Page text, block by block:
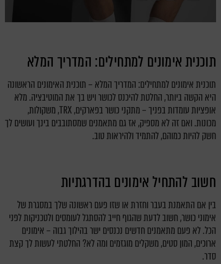
תוכנית אימונים למתחילים: המדריך המלא
תוכנית אימונים למתחילים: המדריך המלא – תוכנית האימונים הראשונה
היא הקשה ביותר, החלטת להיכנס לכושר ויש בך את המוטיבציה. מלא
אופציות עומדות בפניך – מתקני כושר בפארקים, TRX, משקולות,
מכונות. ואם זה לא מספיק, אז גם מתאמנים שמסתובבים בינך ועושים לך
חשק להיות כמוהם, להתמיד ולהיראות טוב.
חשוב להתחיל אימונים בהדרגתיות
בין אם התאמנת בעבר וחזרת או שזו פעם ראשונה שלך במסגרת של
אימוני כושר, חשוב לדעת שהגוף חייב להסתגל לעומסים ולטכניקות לפני
הכל. לא פעם מתאמנים חדשים נכנסים ישר בהילוך גבוה – אימונים
ארוכים, המון סטים, משקלים מוגזמים ומה לא? החלטתי לעשות לך קצת
סדר.